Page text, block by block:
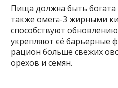
Пища должна быть богата
также омега-3 жирными
способствуют
укрепляют её барьерные
рацион больше свежих
орехов и семян.